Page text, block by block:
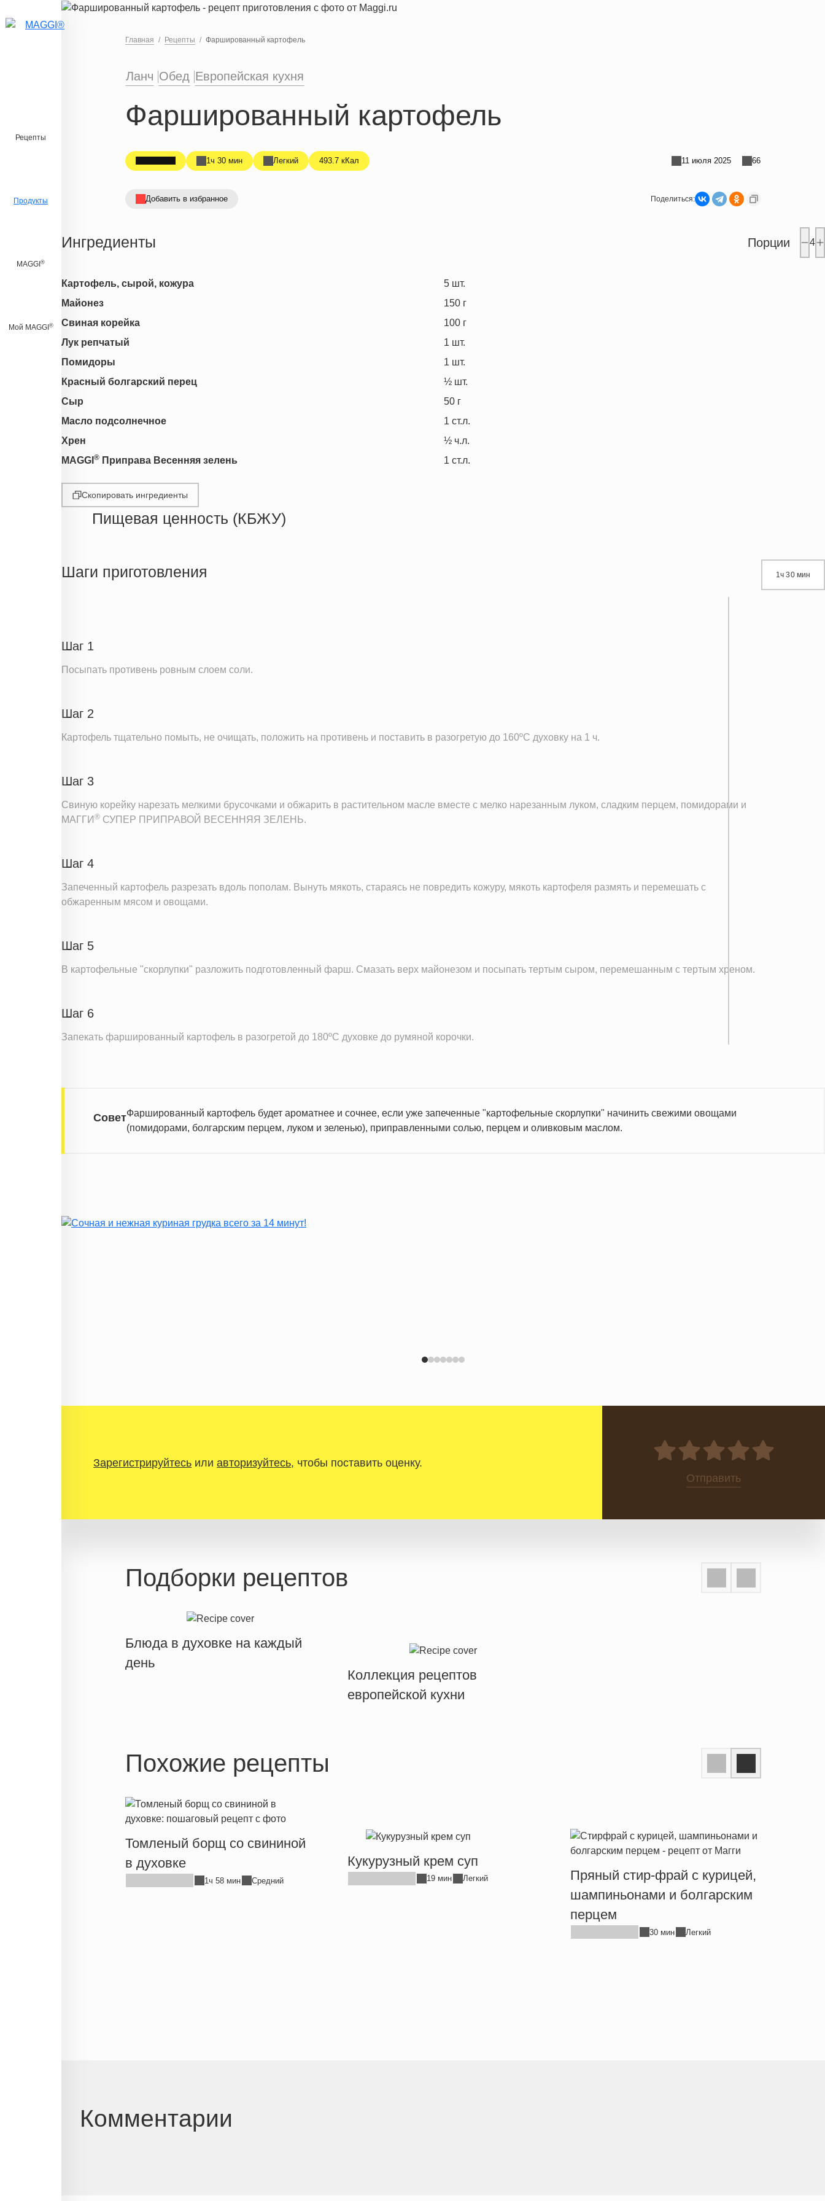
Перейти к основному содержанию
Рецепты
Продукты
MAGGI ®
Мой MAGGI ®
Главная Рецепты Фаршированный картофель
Ланч Обед Европейская кухня
Фаршированный картофель
1ч 30 мин Легкий 493.7 кКал 11 июля 2025 66
Добавить в избранное Поделиться:
Ингредиенты Порции 4
Картофель, сырой, кожура 5 шт.
Майонез
150 г
Свиная корейка
100 г
Лук репчатый
1 шт.
Помидоры
1 шт.
Красный болгарский перец
½ шт.
Сыр
50 г
Масло подсолнечное
1 ст.л.
Хрен
½ ч.л.
MAGGI ® Приправа Весенняя зелень 1 ст.л.
Скопировать ингредиенты
Пищевая ценность (КБЖУ)
Белки
Шаги приготовления 1ч 30 мин
Шаг 1
Посыпать противень ровным слоем соли.
Шаг 2
Картофель тщательно помыть, не очищать, положить на противень и поставить в разогретую до 160ºС духовку на 1 ч.
Шаг 3
Свиную корейку нарезать мелкими брусочками и обжарить в растительном масле вместе с мелко нарезанным луком, сладким перцем, помидорами и
МАГГИ ® СУПЕР ПРИПРАВОЙ ВЕСЕННЯЯ ЗЕЛЕНЬ.
Шаг 4
Запеченный картофель разрезать вдоль пополам. Вынуть мякоть, стараясь не повредить кожуру, мякоть картофеля размять и перемешать с
обжаренным мясом и овощами.
Шаг 5
В картофельные "скорлупки" разложить подготовленный фарш. Смазать верх майонезом и посыпать тертым сыром, перемешанным с тертым хреном.
Шаг 6
Запекать фаршированный картофель в разогретой до 180ºС духовке до румяной корочки.
СоветФаршированный картофель будет ароматнее и сочнее, если уже запеченные "картофельные скорлупки" начинить свежими овощами
(помидорами, болгарским перцем, луком и зеленью), приправленными солью, перцем и оливковым маслом.
Зарегистрируйтесьили авторизуйтесь, чтобы поставить оценку. 0
Отправить
Подборки рецептов
Блюда в духовке на каждый
день
Коллекция рецептов
европейской кухни
Похожие рецепты
Томленый борщ со свининой
в духовке
1ч 58 мин Средний
Кукурузный крем суп
19 мин Легкий
Пряный стир-фрай с курицей,
шампиньонами и болгарским
перцем
30 мин Легкий
Комментарии